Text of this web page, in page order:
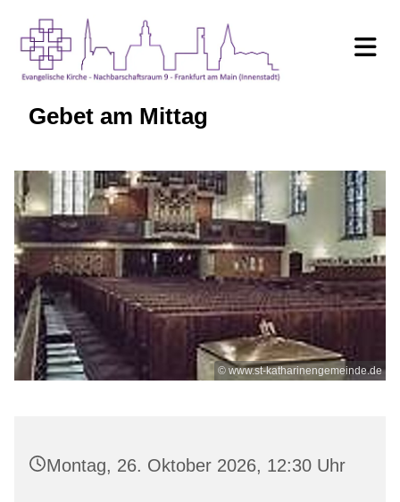
Gebet am Mittag
© www.st-katharinengemeinde.de
Montag, 26. Oktober 2026, 12:30 Uhr